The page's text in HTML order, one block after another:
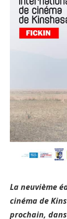
La neuvième
cinéma de
prochain,